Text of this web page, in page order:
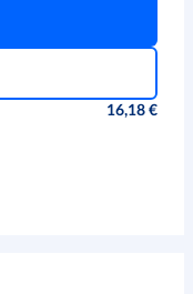
16,18 €